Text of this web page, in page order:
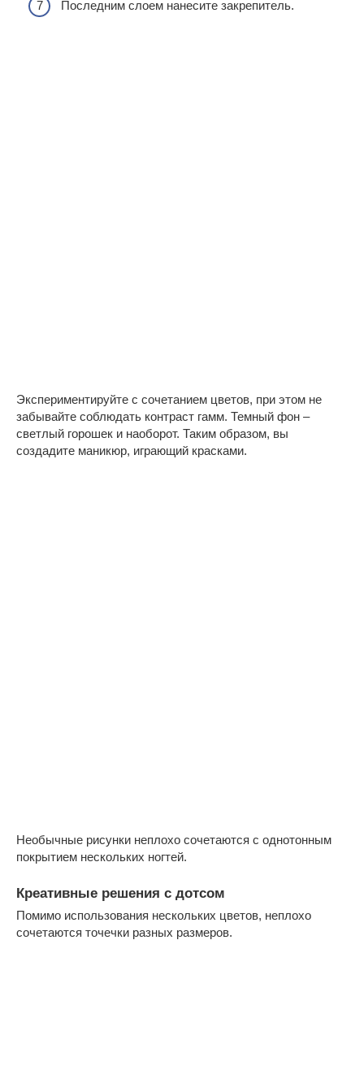
Последним слоем нанесите закрепитель.
Экспериментируйте с сочетанием цветов, при этом не
забывайте соблюдать контраст гамм. Темный фон –
светлый горошек и наоборот. Таким образом, вы
создадите маникюр, играющий красками.
Необычные рисунки неплохо сочетаются с однотонным
покрытием нескольких ногтей.
Креативные решения с дотсом
Помимо использования нескольких цветов, неплохо
сочетаются точечки разных размеров.